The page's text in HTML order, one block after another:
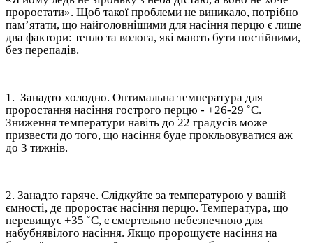
проростати». Щоб такої проблеми не виникало, потрібно
пам’ятати, що найголовнішими для насіння перцю є лише
два фактори: тепло та волога, які мають бути постійними,
без перепадів.
1. Занадто холодно. Оптимальна температура для
проростання насіння гострого перцю - +26-29 ˚С.
Зниження температури навіть до 22 градусів може
призвести до того, що насіння буде прокльовуватися аж
до 3 тижнів.
2. Занадто гаряче. Слідкуйте за температурою у вашій
ємності, де проростає насіння перцю. Температура, що
перевищує +35 ˚С, є смертельно небезпечною для
набубнявілого насіння. Якщо пророщуєте насіння на